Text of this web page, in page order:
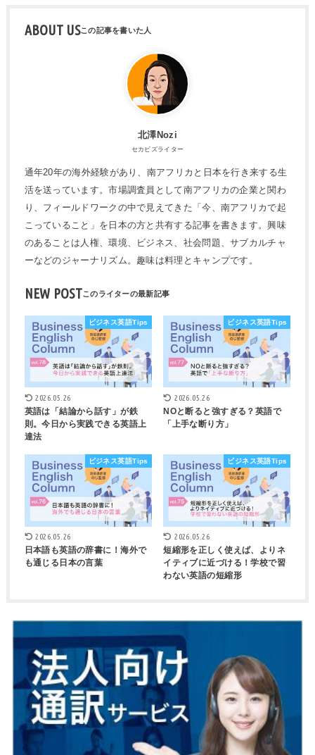
ABOUT US
北澤Nozi
セカビズライター
通年20年の海外経験があり、南アフリカと日本を行き来する生
活を送っています。市場調査員として南アフリカの企業と関わ
り、フィールドワークの中で見えてきた「今、南アフリカで起
こっていること」を日本の方と共有する記事を書きます。興味
のあることは人権、環境、ビジネス、社会問題、サブカルチャ
ーなどのジャーナリズム。趣味は料理とキャンプです。
NEW POST
ビジネス英語Tips
2026.05.26
英語は「結論から話す」が鉄
則。今日から実践できる英語上
達法
ビジネス英語Tips
2026.05.26
NOと断ると強すぎる？英語で
「上手な断り方」
ビジネス英語Tips
2026.05.26
日本語も英語の辞書に！海外で
も通じる日本の言葉
ビジネス英語Tips
2026.05.26
短縮形を正しく使えば、よりネ
イティブに近づける！学校で習
わない英語の短縮形